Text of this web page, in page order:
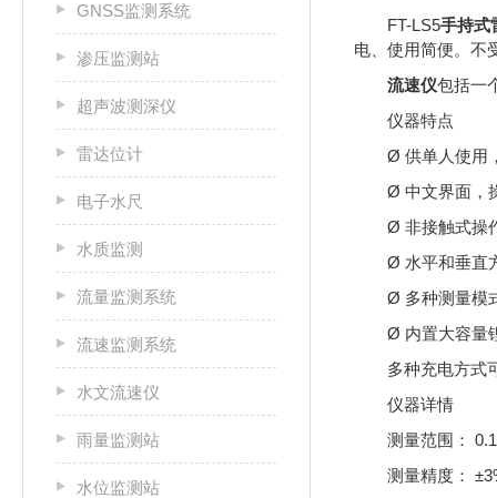
GNSS监测系统
渗压监测站
超声波测深仪
雷达位计
电子水尺
水质监测
流量监测系统
流速监测系统
水文流速仪
雨量监测站
水位监测站
FT-LS5手持式
电、使用简便。不
流速仪包括一
仪器特点
Ø 供单人使用
Ø 中文界面，
Ø 非接触式操
Ø 水平和垂直
Ø 多种测量模
Ø 内置大容量
多种充电方式
仪器详情
测量范围：
测量精度：